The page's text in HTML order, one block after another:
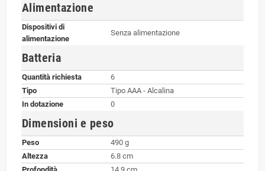
Alimentazione
Dispositivi di
alimentazione
Senza alimentazione
Batteria
Quantità richiesta
6
Tipo
Tipo AAA - Alcalina
In dotazione
0
Dimensioni e peso
Peso
490 g
Altezza
6.8 cm